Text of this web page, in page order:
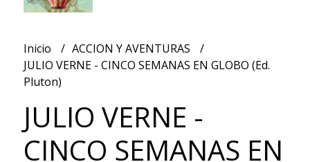
Inicio
ACCION Y AVENTURAS
JULIO VERNE - CINCO SEMANAS EN GLOBO (Ed.
Pluton)
JULIO VERNE -
CINCO SEMANAS EN